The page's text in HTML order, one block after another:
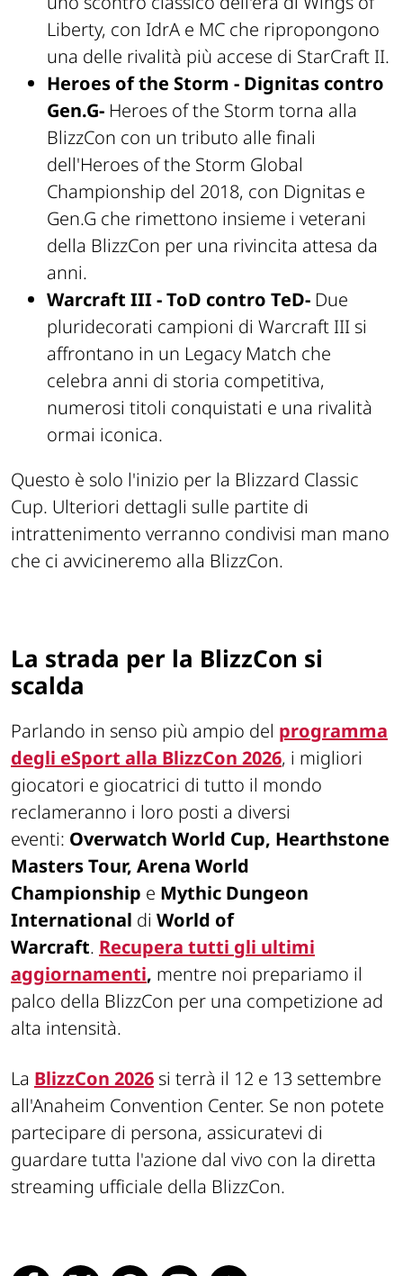
Liberty, con IdrA e MC che ripropongono
una delle rivalità più accese di StarCraft II.
Heroes of the Storm - Dignitas contro
Gen.G- Heroes of the Storm torna alla
BlizzCon con un tributo alle finali
dell'Heroes of the Storm Global
Championship del 2018, con Dignitas e
Gen.G che rimettono insieme i veterani
della BlizzCon per una rivincita attesa da
anni.
Warcraft III - ToD contro TeD- Due
pluridecorati campioni di Warcraft III si
affrontano in un Legacy Match che
celebra anni di storia competitiva,
numerosi titoli conquistati e una rivalità
ormai iconica.
Questo è solo l'inizio per la Blizzard Classic
Cup. Ulteriori dettagli sulle partite di
intrattenimento verranno condivisi man mano
che ci avvicineremo alla BlizzCon.
La strada per la BlizzCon si
scalda
Parlando in senso più ampio del programma
degli eSport alla BlizzCon 2026, i migliori
giocatori e giocatrici di tutto il mondo
reclameranno i loro posti a diversi
eventi: Overwatch World Cup, Hearthstone
Masters Tour, Arena World
Championship e Mythic Dungeon
International di World of
Warcraft. Recupera tutti gli ultimi
aggiornamenti, mentre noi prepariamo il
palco della BlizzCon per una competizione ad
alta intensità.
La BlizzCon 2026 si terrà il 12 e 13 settembre
all'Anaheim Convention Center. Se non potete
partecipare di persona, assicuratevi di
guardare tutta l'azione dal vivo con la diretta
streaming ufficiale della BlizzCon.